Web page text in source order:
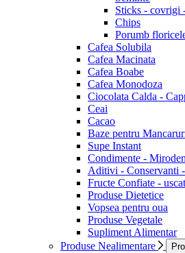
Sticks - covrigi
Chips
Porumb
Cafea Solubila
Cafea Macinata
Cafea Boabe
Cafea Monodoza
Ciocolata Calda -
Ceai
Cacao
Baze pentru
Supe Instant
Condimente -
Aditivi - Conservanti
Fructe Confiate -
Produse Dietetice
Vopsea pentru oua
Produse Vegetale
Supliment Alimentar
Produse Nealimentare